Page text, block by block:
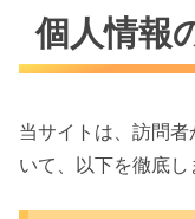
個人情報
当サイトは、訪問
いて、以下を徹底し